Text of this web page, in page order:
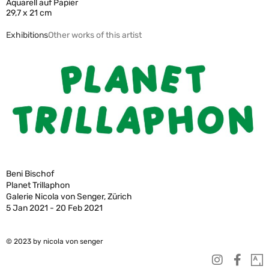
Aquarell auf Papier
29,7 x 21 cm
ExhibitionsOther works of this artist
Beni Bischof
Planet Trillaphon
Galerie Nicola von Senger, Zürich
5 Jan 2021 - 20 Feb 2021
© 2023 by nicola von senger